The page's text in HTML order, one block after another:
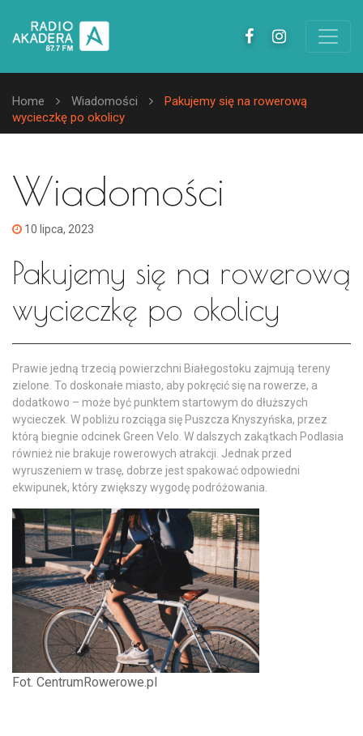
Home Wiadomości
Pakujemy się na rowerową
wycieczkę po okolicy
Wiadomości
10 lipca, 2023
Pakujemy się na rowerową
wycieczkę po okolicy
Prawie jedną trzecią powierzchni Białegostoku zajmują tereny
zielone. To doskonałe miasto, aby pokręcić się na rowerze, a
dodatkowo – może być punktem startowym do dłuższych
wycieczek. W pobliżu rozciąga się Puszcza Knyszyńska, przez
którą biegnie odcinek Green Velo. W dalszych zakątkach Podlasia
również nie brakuje rowerowych atrakcji. Jednak przed
wyruszeniem w trasę, dobrze jest spakować odpowiedni
ekwipunek, który zwiększy wygodę podróżowania.
Fot. CentrumRowerowe.pl